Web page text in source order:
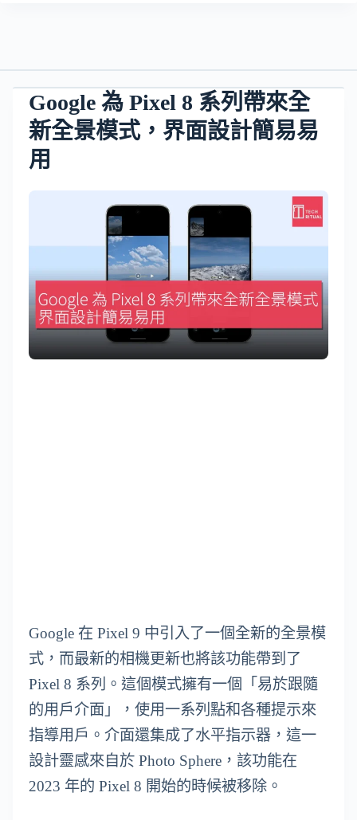
Google 為 Pixel 8 系列帶來全
新全景模式，界面設計簡易易
用
Google 在 Pixel 9 中引入了一個全新的全景模
式，而最新的相機更新也將該功能帶到了
Pixel 8 系列。這個模式擁有一個「易於跟隨
的用戶介面」，使用一系列點和各種提示來
指導用戶。介面還集成了水平指示器，這一
設計靈感來自於 Photo Sphere，該功能在
2023 年的 Pixel 8 開始的時候被移除。